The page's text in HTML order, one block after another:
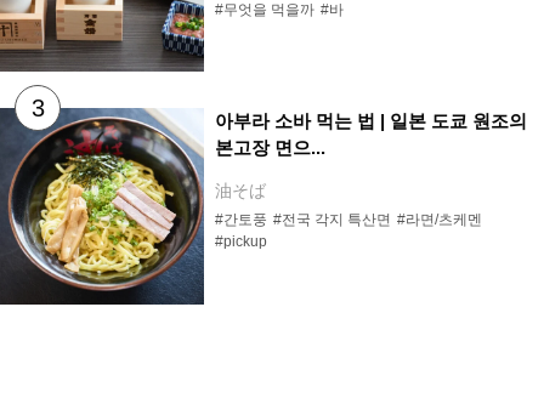
#무엇을 먹을까 #바
아부라 소바 먹는 법 | 일본 도쿄 원조의
본고장 면으...
油そば
#간토풍 #전국 각지 특산면 #라면/츠케멘
#pickup